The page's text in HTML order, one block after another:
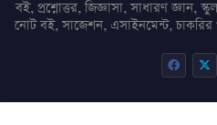
বই, প্রশ্নোত্তর, জিজ্ঞাসা, সাধারণ জ্ঞান,
নোট বই, সাজেশন, এসাইনমেন্ট, চাকরির